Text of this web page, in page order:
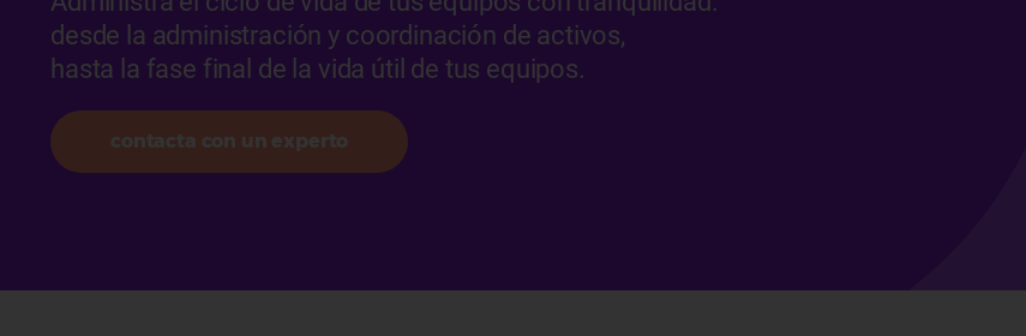
ayuda
a
desde la administración y coordinación de activos,
hasta la fase final de la vida útil de tus equipos.
contacta con un experto